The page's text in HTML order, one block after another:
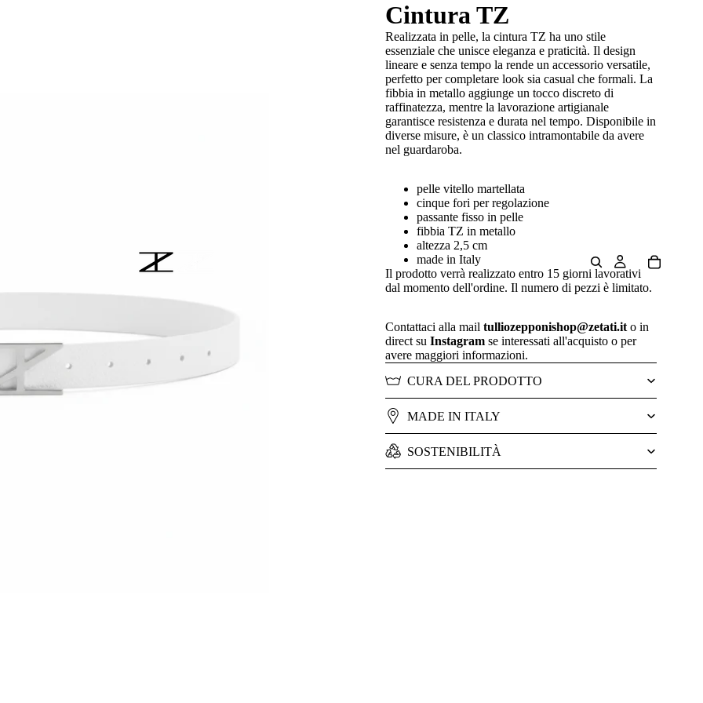
Cintura TZ
Realizzata in pelle, la cintura TZ ha uno stile
essenziale che unisce eleganza e praticità. Il design
lineare e senza tempo la rende un accessorio versatile,
perfetto per completare look sia casual che formali. La
fibbia in metallo aggiunge un tocco discreto di
raffinatezza, mentre la lavorazione artigianale
garantisce resistenza e durata nel tempo. Disponibile in
diverse misure, è un classico intramontabile da avere
nel guardaroba.
pelle vitellomartellata
cinque fori per regolazione
passante fisso in pelle
fibbia TZ in metallo
altezza 2,5 cm
made in Italy
Il prodotto verrà realizzato entro 15 giorni lavorativi
dal momento dell'ordine. Il numero di pezzi è limitato.
Contattaci alla mailtulliozepponishop@zetati.ito in
direct suInstagramse interessati all'acquisto o per
avere maggiori informazioni.
CURA DEL PRODOTTO
MADE IN ITALY
SOSTENIBILITÀ